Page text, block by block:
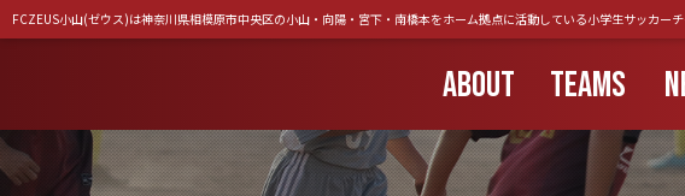
FCZEUS小山(ゼウス)は神奈川県相模原市中央区の小山・向陽・宮下・南橋本をホーム拠点に活動している小学生サッカーチ
ABOUT TEAMS